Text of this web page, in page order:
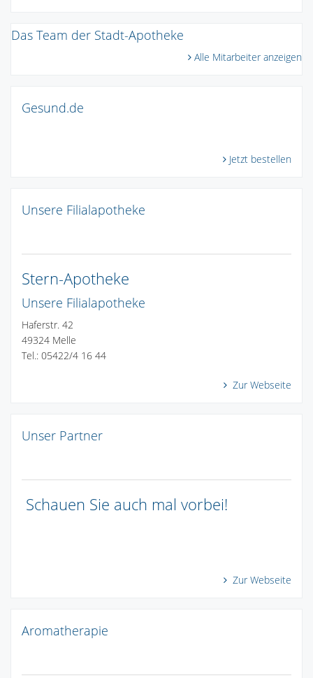
Das Team der Stadt-Apotheke
Alle Mitarbeiter anzeigen
Gesund.de
Jetzt bestellen
Unsere Filialapotheke
Stern-Apotheke
Unsere Filialapotheke
Haferstr. 42
49324 Melle
Tel.: 05422/4 16 44
Zur Webseite
Unser Partner
Schauen Sie auch mal vorbei!
Zur Webseite
Aromatherapie